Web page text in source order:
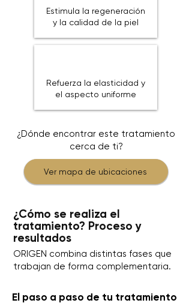
Estimula la regeneración
y la calidad de la piel
Refuerza la elasticidad y
el aspecto uniforme
¿Dónde encontrar este tratamiento
cerca de ti?
Ver mapa de ubicaciones
¿Cómo se realiza el
tratamiento? Proceso y
resultados
ORIGEN combina distintas fases que
trabajan de forma complementaria.
El paso a paso de tu tratamiento